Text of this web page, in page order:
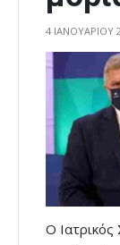
4 ΙΑΝΟΥΑΡΊΟΥ
Ο